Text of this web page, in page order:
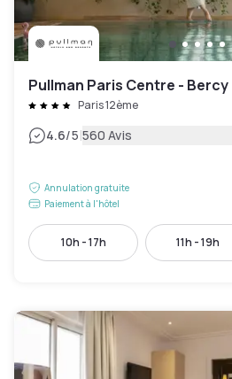
Pullman Paris Centre - Bercy
Paris 12ème
4.6/5|560 Avis
Annulation gratuite
Paiement à l'hôtel
10h - 17h 11h - 19h